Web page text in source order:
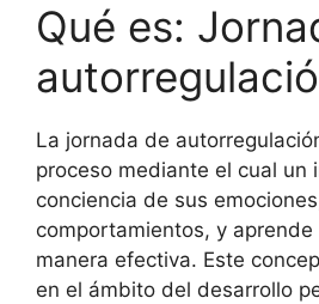
Qué es:
La jornada de
proceso mediante el cual un
conciencia de sus
comportamientos, y
manera efectiva. Este
en el ámbito del desarrollo